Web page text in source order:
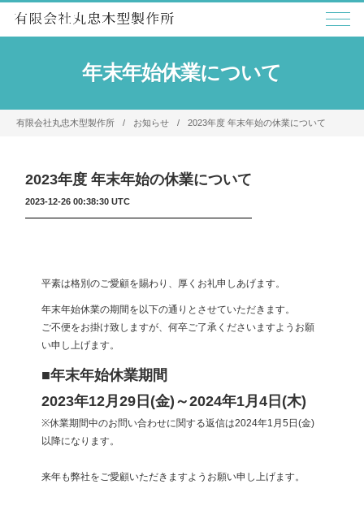
年末年始休業について
有限会社丸忠木型製作所 お知らせ 2023年度 年末年始の休業について
2023年度 年末年始の休業について
2023-12-26 00:38:30 UTC
平素は格別のご愛顧を賜わり、厚くお礼申しあげます。
年末年始休業の期間を以下の通りとさせていただきます。
ご不便をお掛け致しますが、 何卒ご了承くださいますようお願
い申し上げます。
■年末年始休業期間
2023年12月29日(金)～2024年1月4日(木)
※休業期間中のお問い合わせに関する返信は2024年1月5日(金)
以降になります。
来年も弊社をご愛顧いただきますようお願い申し上げます。